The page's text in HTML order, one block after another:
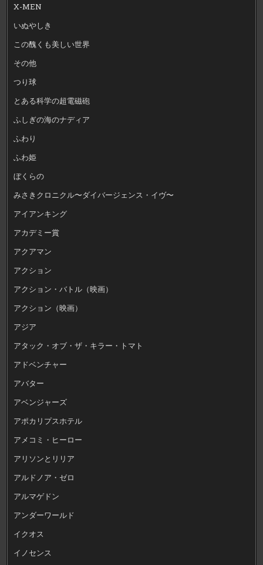
X-MEN
いぬやしき
この醜くも美しい世界
その他
つり球
とある科学の超電磁砲
ふしぎの海のナディア
ふわり
ふわ姫
ぼくらの
みさきクロニクル〜ダイバージェンス・イヴ〜
アイアンキング
アカデミー賞
アクアマン
アクション
アクション・バトル（映画）
アクション（映画）
アジア
アタック・オブ・ザ・キラー・トマト
アドベンチャー
アバター
アベンジャーズ
アポカリプスホテル
アメコミ・ヒーロー
アリソンとリリア
アルドノア・ゼロ
アルマゲドン
アンダーワールド
イクオス
イノセンス